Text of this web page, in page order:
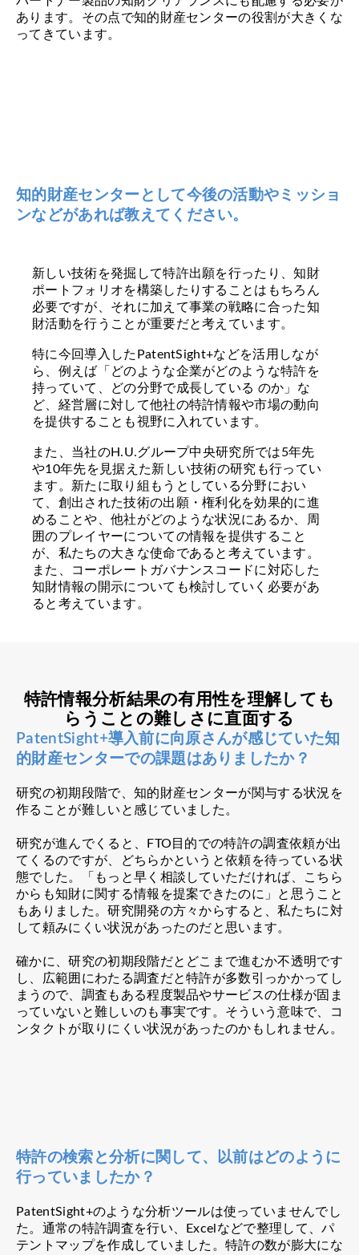
あります。その点で知的財産センターの役割が大きくな
ってきています。
知的財産センターとして今後の活動やミッショ
ンなどがあれば教えてください。
新しい技術を発掘して特許出願を行ったり、知財
ポートフォリオを構築したりすることはもちろん
必要ですが、それに加えて事業の戦略に合った知
財活動を行うことが重要だと考えています。
特に今回導入したPatentSight+などを活用しなが
ら、例えば「どのような企業がどのような特許を
持っていて、どの分野で成長している のか」な
ど、経営層に対して他社の特許情報や市場の動向
を提供することも視野に入れています。
また、当社のH.U.グループ中央研究所では5年先
や10年先を見据えた新しい技術の研究も行ってい
ます。新たに取り組もうとしている分野におい
て、創出された技術の出願・権利化を効果的に進
めることや、他社がどのような状況にあるか、周
囲のプレイヤーについての情報を提供すること
が、私たちの大きな使命であると考えています。
また、コーポレートガバナンスコードに対応した
知財情報の開示についても検討していく必要があ
ると考えています。
特許情報分析結果の有用性を理解しても
らうことの難しさに直面する
PatentSight+導入前に向原さんが感じていた知
的財産センターでの課題はありましたか？
研究の初期段階で、知的財産センターが関与する状況を
作ることが難しいと感じていました。
研究が進んでくると、FTO目的での特許の調査依頼が出
てくるのですが、どちらかというと依頼を待っている状
態でした。「もっと早く相談していただければ、こちら
からも知財に関する情報を提案できたのに」と思うこと
もありました。研究開発の方々からすると、私たちに対
して頼みにくい状況があったのだと思います。
確かに、研究の初期段階だとどこまで進むか不透明です
し、広範囲にわたる調査だと特許が多数引っかかってし
まうので、調査もある程度製品やサービスの仕様が固ま
っていないと難しいのも事実です。そういう意味で、コ
ンタクトが取りにくい状況があったのかもしれません。
特許の検索と分析に関して、以前はどのように
行っていましたか？
PatentSight+のような分析ツールは使っていませんでし
た。通常の特許調査を行い、Excelなどで整理して、パ
テントマップを作成していました。特許の数が膨大にな